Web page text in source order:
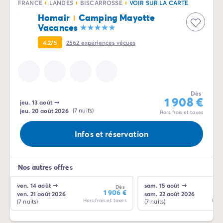
Camping Costa Dorada
Camping Communauté Valencienne
Camping Costa Blanca
Camping Alicante
Camping Abruzzes
Camping Emilie Romagne
Camping Latium
Camping Rome
Camping Lombardie
Camping Lac de Garde
Camping Pouilles
Camping Sardaigne
FRANCE LANDES BISCARROSSE VOIR SUR LA CARTE
Homair
Camping Mayotte
Vacances
4.2/5 2562 expériences vécues
jeu. 13 août ➞
jeu. 20 août 2026 (7 nuits)
Dès
1 908 €
Hors frais et taxes
Infos et réservation
Nos autres offres
ven. 14 août ➞
ven. 21 août 2026
(7 nuits)
Dès
1 906 €
Hors frais et taxes
sam. 15 août ➞
sam. 22 août 2026
(7 nuits)